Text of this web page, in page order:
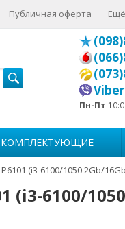
Публичная оферта Ещё
Viber
Пн-Пт
КОМПЛЕКТУЮЩИЕ
(i3-6100/1050 2Gb/
(i3-6100/